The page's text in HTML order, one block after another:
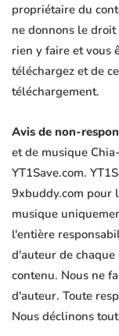
propriétaire du
ne donnons le
rien y faire et vous
téléchargez et de
téléchargement.
Avis de non-
et de musique
YT1Save.com.
9xbuddy.com pour
musique
l'entière
d'auteur de
contenu. Nous ne
d'auteur. Toute
Nous déclinons